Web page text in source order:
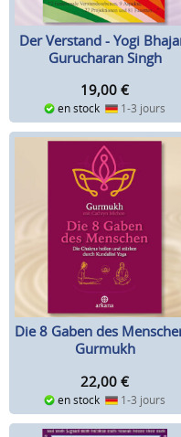
Der Verstand - Yogi
Gurucharan Singh
19,00 €
en stock 1-3 jours
Die 8 Gaben des
Gurmukh
22,00 €
en stock 1-3 jours